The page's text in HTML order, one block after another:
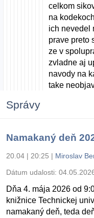
celkom
na
ich nevedel
prave preto
ze v
zvladne aj
navody na
take
Správy
Namakaný deň
20.04 | 20:25 | Miroslav
Dátum udalosti:
Dňa 4. mája 2026 od
knižnice Technickej
namakaný deň, teda